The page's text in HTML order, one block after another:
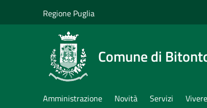
Regione Puglia
Comune di
Amministrazione Novità Servizi